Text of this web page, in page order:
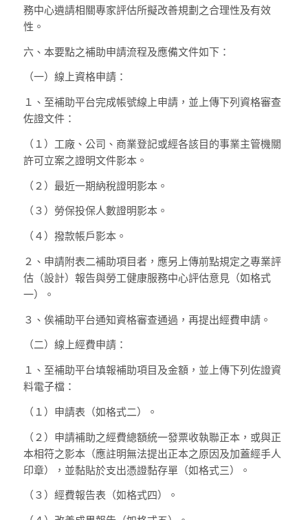
務中心遴請相關專家評估所擬改善規劃之合理性及有效
性。
六、 本要點之補助申請流程及應備文件如下：
（一） 線上資格申請：
１、 至補助平台完成帳號線上申請，並上傳下列資格審查
佐證文件：
（１） 工廠、公司、商業登記或經各該目的事業主管機關
許可立案之證明文件影本。
（２） 最近一期納稅證明影本。
（３） 勞保投保人數證明影本。
（４） 撥款帳戶影本。
２、 申請附表二補助項目者，應另上傳前點規定之專業評
估（設計）報告與勞工健康服務中心評估意見（如格式
一）。
３、 俟補助平台通知資格審查通過，再提出經費申請。
（二） 線上經費申請：
１、 至補助平台填報補助項目及金額，並上傳下列佐證資
料電子檔：
（１） 申請表（如格式二）。
（２） 申請補助之經費總額統一發票收執聯正本，或與正
本相符之影本（應註明無法提出正本之原因及加蓋經手人
印章），並黏貼於支出憑證黏存單（如格式三）。
（３） 經費報告表（如格式四）。